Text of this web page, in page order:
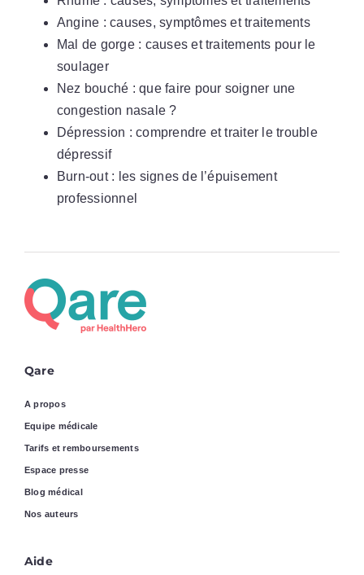
Angine : causes, symptômes et traitements
Mal de gorge : causes et traitements pour le
soulager
Nez bouché : que faire pour soigner une
congestion nasale ?
Dépression : comprendre et traiter le trouble
dépressif
Burn-out : les signes de l’épuisement
professionnel
Qare
A propos
Equipe médicale
Tarifs et remboursements
Espace presse
Blog médical
Nos auteurs
Aide